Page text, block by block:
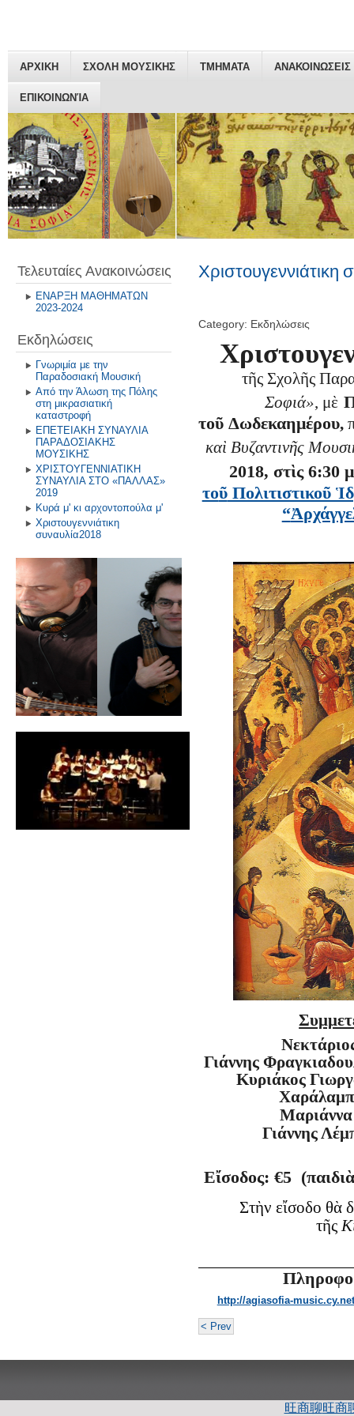
ΑΡΧΙΚΗ ΣΧΟΛΗ ΜΟΥΣΙΚΗΣ ΤΜΗΜΑΤΑ ΑΝΑΚΟΙΝΩΣΕΙΣ
ΕΠΙΚΟΙΝΩΝΊΑ
Τελευταίες Ανακοινώσεις
ΕΝΑΡΞΗ ΜΑΘΗΜΑΤΩΝ
2023-2024
Εκδηλώσεις
Γνωριμία με την
Παραδοσιακή Μουσική
Από την Άλωση της Πόλης
στη μικρασιατική
καταστροφή
ΕΠΕΤΕΙΑΚΗ ΣΥΝΑΥΛΙΑ
ΠΑΡΑΔΟΣΙΑΚΗΣ
ΜΟΥΣΙΚΗΣ
ΧΡΙΣΤΟΥΓΕΝΝΙΑΤΙΚΗ
ΣΥΝΑΥΛΙΑ ΣΤΟ «ΠΑΛΛΑΣ»
2019
Κυρά μ' κι αρχοντοπούλα μ'
Χριστουγεννιάτικη
συναυλία2018
Χριστουγεννιάτικη
Category: Εκδηλώσεις
τῆς Σχολῆς
Σοφιά», μὲ
τοῦΔωδεκαημέρου,
καὶ Βυζαντινῆς
2018, στὶς 6:30
τοῦΠολιτιστικοῦ
“Ἀ
Γιάννης
Κυριάκος
Γιάννης
Εἴσοδος: €5 (παιδιὰ
Στὴν εἴσοδο θὰ
τῆς
http://agiasofia-music.cy.net
< Prev
旺商聊旺商